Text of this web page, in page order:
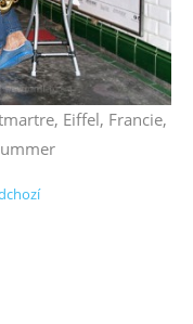
Eiffel, Francie,